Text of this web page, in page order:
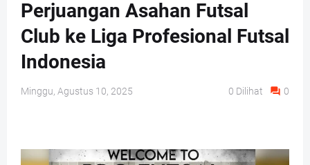
Perjuangan Asahan Futsal
Club ke Liga Profesional Futsal
Indonesia
Minggu, Agustus 10, 2025 0 Dilihat 0